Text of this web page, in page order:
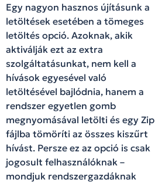
Egy nagyon hasznos újításunk a
letöltések esetében a tömeges
letöltés opció. Azoknak, akik
aktiválják ezt az extra
szolgáltatásunkat, nem kell a
hívások egyesével való
letöltésével bajlódnia, hanem a
rendszer egyetlen gomb
megnyomásával letölti és egy Zip
fájlba tömöríti az összes kiszűrt
hívást. Persze ez az opció is csak
jogosult felhasználóknak –
mondjuk rendszergazdáknak